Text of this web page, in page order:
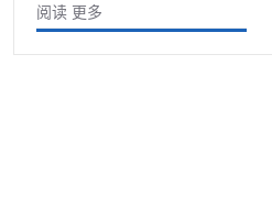
阅读 更多